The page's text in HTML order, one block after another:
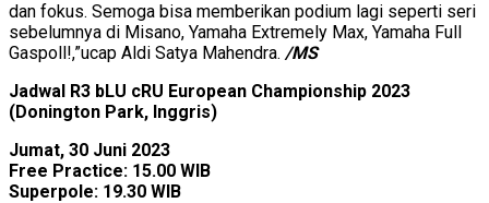
dan fokus. Semoga bisa memberikan podium lagi seperti seri
sebelumnya di Misano, Yamaha Extremely Max, Yamaha Full
Gaspoll!,”ucap Aldi Satya Mahendra. /MS
Jadwal R3 bLU cRU European Championship 2023
(Donington Park, Inggris)
Jumat, 30 Juni 2023
Free Practice: 15.00 WIB
Superpole: 19.30 WIB